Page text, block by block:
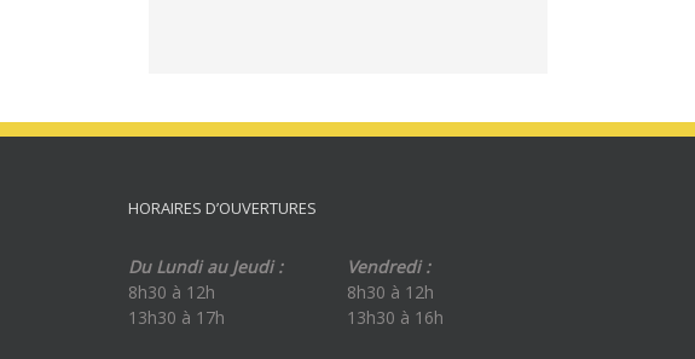
HORAIRES D’OUVERTURES
Du Lundi au Jeudi :
8h30 à 12h
13h30 à 17h
Vendredi :
8h30 à 12h
13h30 à 16h